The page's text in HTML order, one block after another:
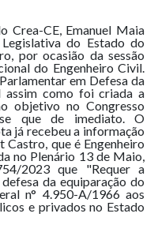
Crea-CE, Emanuel Maia
do Estado do
por ocasião da sessão
do Engenheiro Civil.
em Defesa da
assim como foi criada a
objetivo no Congresso
que de imediato. O
já recebeu a informação
que é Engenheiro
no Plenário 13 de Maio,
2023 que "Requer a
da equiparação do
n° 4.950-A/1966 aos
e privados no Estado